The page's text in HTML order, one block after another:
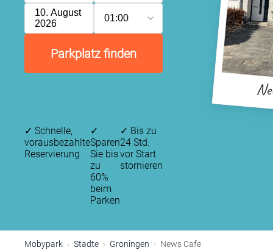
10. August
2026
01:00
Parkplatz finden
✓ Schnelle,
vorausbezahlte
Reservierung
✓
Sparen
Sie bis
zu
60%
beim
Parken
✓ Bis zu
24 Std.
vor Start
stornieren
Mobypark Städte Groningen News Cafe